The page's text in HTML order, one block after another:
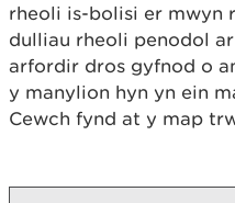
rheoli is-bolisi er mwyn
dulliau rheoli penodol
arfordir dros gyfnod o
y manylion hyn yn ein
Cewch fynd at y map